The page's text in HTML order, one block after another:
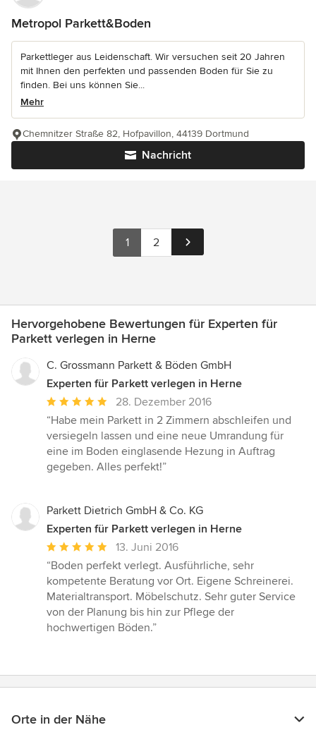
Metropol Parkett&Boden
Parkettleger aus Leidenschaft. Wir versuchen seit 20 Jahren
mit Ihnen den perfekten und passenden Boden für Sie zu
finden. Bei uns können Sie...
Mehr
Nachricht
Chemnitzer Straße 82, Hofpavillon, 44139 Dortmund
1 2
Hervorgehobene Bewertungen für Experten für
Parkett verlegen in Herne
C. Grossmann Parkett & Böden GmbH
Experten für Parkett verlegen in Herne
Durchschnittliche
Bewertung:
5
von
5
28. Dezember 2016
“Habe mein Parkett in 2 Zimmern abschleifen und
versiegeln lassen und eine neue Umrandung für
eine im Boden einglasende Hezung in Auftrag
gegeben. Alles perfekt!”
Parkett Dietrich GmbH & Co. KG
Experten für Parkett verlegen in Herne
Durchschnittliche
Bewertung:
5
von
5
Sternen
13. Juni 2016
“Boden perfekt verlegt. Ausführliche, sehr
kompetente Beratung vor Ort. Eigene Schreinerei.
Materialtransport. Möbelschutz. Sehr guter Service
von der Planung bis hin zur Pflege der
hochwertigen Böden.”
Orte in der Nähe